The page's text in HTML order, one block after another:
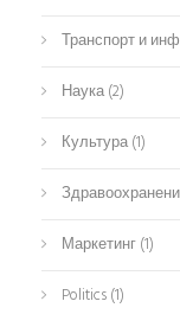
Транспорт и
Наука(2)
Культура(1)
Маркетинг(1)
Politics(1)